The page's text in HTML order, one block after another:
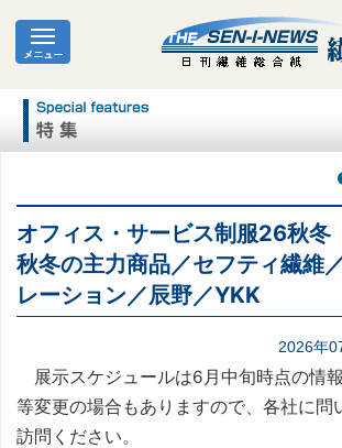
オフィス・サービス制服26秋冬
秋冬の主力商品／セフティ繊維
レーション／辰野／YKK
2026年
展示スケジュールは6月中旬時点の情
等変更の場合もありますので、各社に問
訪問ください。